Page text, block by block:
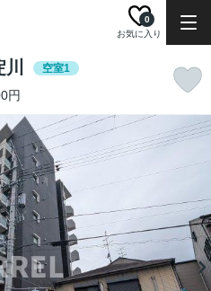
お気に入り
0
空室1
円